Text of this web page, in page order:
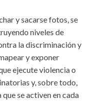
y sacarse fotos, se
niveles de
la discriminación y
y exponer
ejecute violencia o
y, sobre todo,
se activen en cada